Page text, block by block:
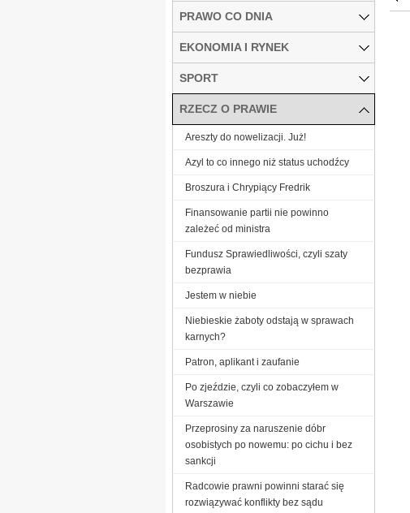
PRAWO CO DNIA
EKONOMIA I RYNEK
SPORT
RZECZ O PRAWIE
Areszty do nowelizacji. Już!
Azyl to co innego niż status uchodźcy
Broszura i Chrypiący Fredrik
Finansowanie partii nie powinno
zależeć od ministra
Fundusz Sprawiedliwości, czyli szaty
bezprawia
Jestem w niebie
Niebieskie żaboty odstają w sprawach
karnych?
Patron, aplikant i zaufanie
Po zjeździe, czyli co zobaczyłem w
Warszawie
Przeprosiny za naruszenie dóbr
osobistych po nowemu: po cichu i bez
sankcji
Radcowie prawni powinni starać się
rozwiązywać konflikty bez sądu